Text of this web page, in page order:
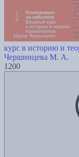
курс в историю и
Чершинцева М. А.
1200